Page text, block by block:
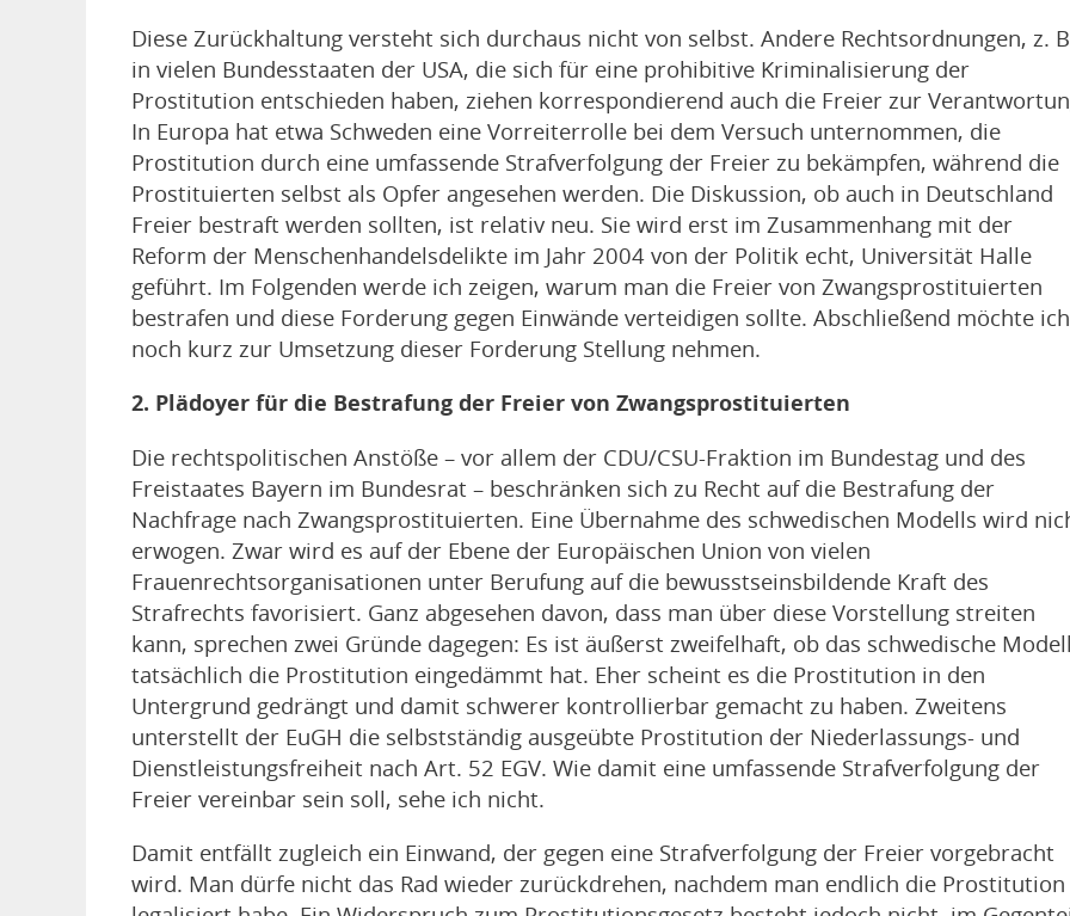
Diese Zurückhaltung versteht sich durchaus nicht von selbst. Andere Rechtsordnungen, z.
in vielen Bundesstaaten der USA, die sich für eine prohibitive Kriminalisierung der
Prostitution entschieden haben, ziehen korrespondierend auch die Freier zur
In Europa hat etwa Schweden eine Vorreiterrolle bei dem Versuch unternommen, die
Prostitution durch eine umfassende Strafverfolgung der Freier zu bekämpfen, während die
Prostituierten selbst als Opfer angesehen werden. Die Diskussion, ob auch in Deutschland
Freier bestraft werden sollten, ist relativ neu. Sie wird erst im Zusammenhang mit der
Reform der Menschenhandelsdelikte im Jahr 2004 von der Politik echt, Universität Halle
geführt. Im Folgenden werde ich zeigen, warum man die Freier von Zwangsprostituierten
bestrafen und diese Forderung gegen Einwände verteidigen sollte. Abschließend möchte ich
noch kurz zur Umsetzung dieser Forderung Stellung nehmen.
2. Plädoyer für die Bestrafung der Freier von Zwangsprostituierten
Die rechtspolitischen Anstöße – vor allem der CDU/CSU-Fraktion im Bundestag und des
Freistaates Bayern im Bundesrat – beschränken sich zu Recht auf die Bestrafung der
Nachfrage nach Zwangsprostituierten. Eine Übernahme des schwedischen Modells wird
erwogen. Zwar wird es auf der Ebene der Europäischen Union von vielen
Frauenrechtsorganisationen unter Berufung auf die bewusstseinsbildende Kraft des
Strafrechts favorisiert. Ganz abgesehen davon, dass man über diese Vorstellung streiten
kann, sprechen zwei Gründe dagegen: Es ist äußerst zweifelhaft, ob das schwedische Modell
tatsächlich die Prostitution eingedämmt hat. Eher scheint es die Prostitution in den
Untergrund gedrängt und damit schwerer kontrollierbar gemacht zu haben. Zweitens
unterstellt der EuGH die selbstständig ausgeübte Prostitution der Niederlassungs- und
Dienstleistungsfreiheit nach Art. 52 EGV. Wie damit eine umfassende Strafverfolgung der
Freier vereinbar sein soll, sehe ich nicht.
Damit entfällt zugleich ein Einwand, der gegen eine Strafverfolgung der Freier vorgebracht
wird. Man dürfe nicht das Rad wieder zurückdrehen, nachdem man endlich die Prostitution